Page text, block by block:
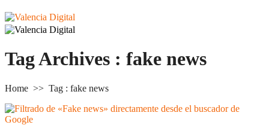
Tag Archives : fake news
Home >> Tag : fake news